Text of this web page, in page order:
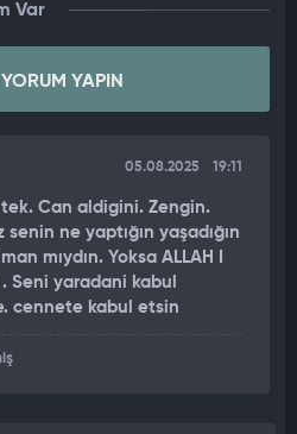
yapan Sırbistan Sağlık
programında fenalaşan
hastaneye getirildi. Beyin
Glisic'in durumu oldukça
Vucic, sosyal medya
"Darko, sağlam dur.
yer verdi.
2024'ten bu yana Kamu
yapan Glisic'in, 28 Mayıs 1973
Var
YORUM YAPIN
05.08.2025 19:11
Can aldigini. Zengin.
ne yaptığın yaşadığın
mıydın. Yoksa ALLAH I
. Seni yaradani kabul
cennete kabul etsin